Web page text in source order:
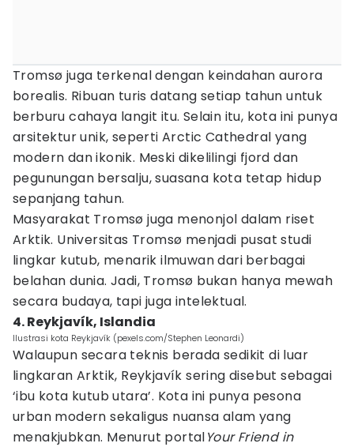
Tromsø juga terkenal dengan keindahan aurora
borealis. Ribuan turis datang setiap tahun untuk
berburu cahaya langit itu. Selain itu, kota ini punya
arsitektur unik, seperti Arctic Cathedral yang
modern dan ikonik. Meski dikelilingi fjord dan
pegunungan bersalju, suasana kota tetap hidup
sepanjang tahun.
Masyarakat Tromsø juga menonjol dalam riset
Arktik. Universitas Tromsø menjadi pusat studi
lingkar kutub, menarik ilmuwan dari berbagai
belahan dunia. Jadi, Tromsø bukan hanya mewah
secara budaya, tapi juga intelektual.
4. Reykjavík, Islandia
Ilustrasi kota Reykjavík (pexels.com/Stephen Leonardi)
Walaupun secara teknis berada sedikit di luar
lingkaran Arktik, Reykjavík sering disebut sebagai
‘ibu kota kutub utara’. Kota ini punya pesona
urban modern sekaligus nuansa alam yang
menakjubkan. Menurut portalYour Friend in